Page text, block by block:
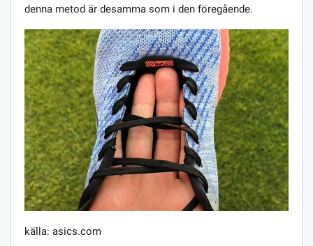
denna metod är desamma som i den föregående.
källa: asics.com